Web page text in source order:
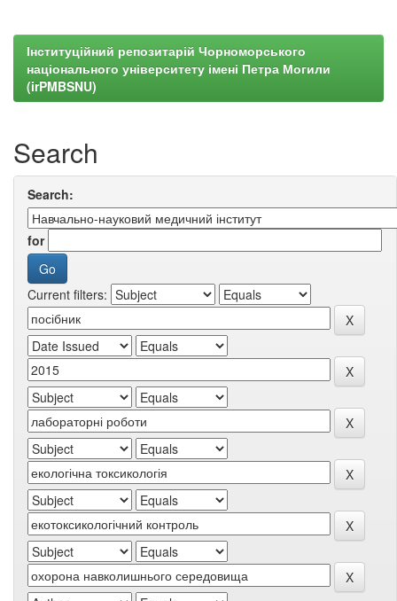
Інституційний репозитарій Чорноморського
національного університету імені Петра Могили
(irPMBSNU)
Search
Search:
for
Current filters: